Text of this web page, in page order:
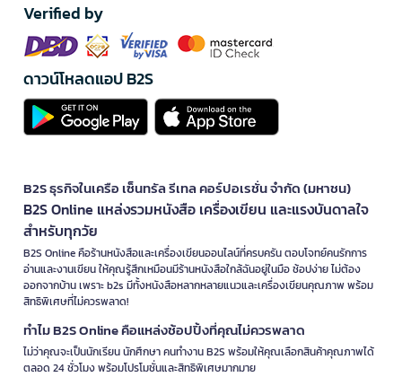
Verified by
ดาวน์โหลดแอป B2S
B2S ธุรกิจในเครือ เซ็นทรัล รีเทล คอร์ปอเรชั่น จำกัด (มหาชน)
B2S Online แหล่งรวมหนังสือ เครื่องเขียน และแรงบันดาลใจ
สำหรับทุกวัย
B2S Online คือร้านหนังสือและเครื่องเขียนออนไลน์ที่ครบครัน ตอบโจทย์คนรักการ
อ่านและงานเขียน ให้คุณรู้สึกเหมือนมีร้านหนังสือใกล้ฉันอยู่ในมือ ช้อปง่าย ไม่ต้อง
ออกจากบ้าน เพราะ b2s มีทั้งหนังสือหลากหลายแนวและเครื่องเขียนคุณภาพ พร้อม
สิทธิพิเศษที่ไม่ควรพลาด!
ทำไม B2S Online คือแหล่งช้อปปิ้งที่คุณไม่ควรพลาด
ไม่ว่าคุณจะเป็นนักเรียน นักศึกษา คนทำงาน B2S พร้อมให้คุณเลือกสินค้าคุณภาพได้
ตลอด 24 ชั่วโมง พร้อมโปรโมชั่นและสิทธิพิเศษมากมาย